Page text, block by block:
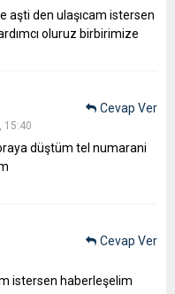
aşti den ulaşıcam istersen
oluruz birbirimize
15:40
düştüm tel numarani
Cevap Ver
istersen haberleşelim
Cevap Ver